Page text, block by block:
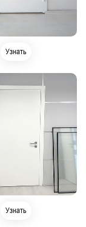
Узнать
Узнать